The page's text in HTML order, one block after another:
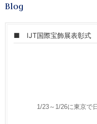
Blog
■ IJT国際宝飾展表彰
1/23～1/26に東京で